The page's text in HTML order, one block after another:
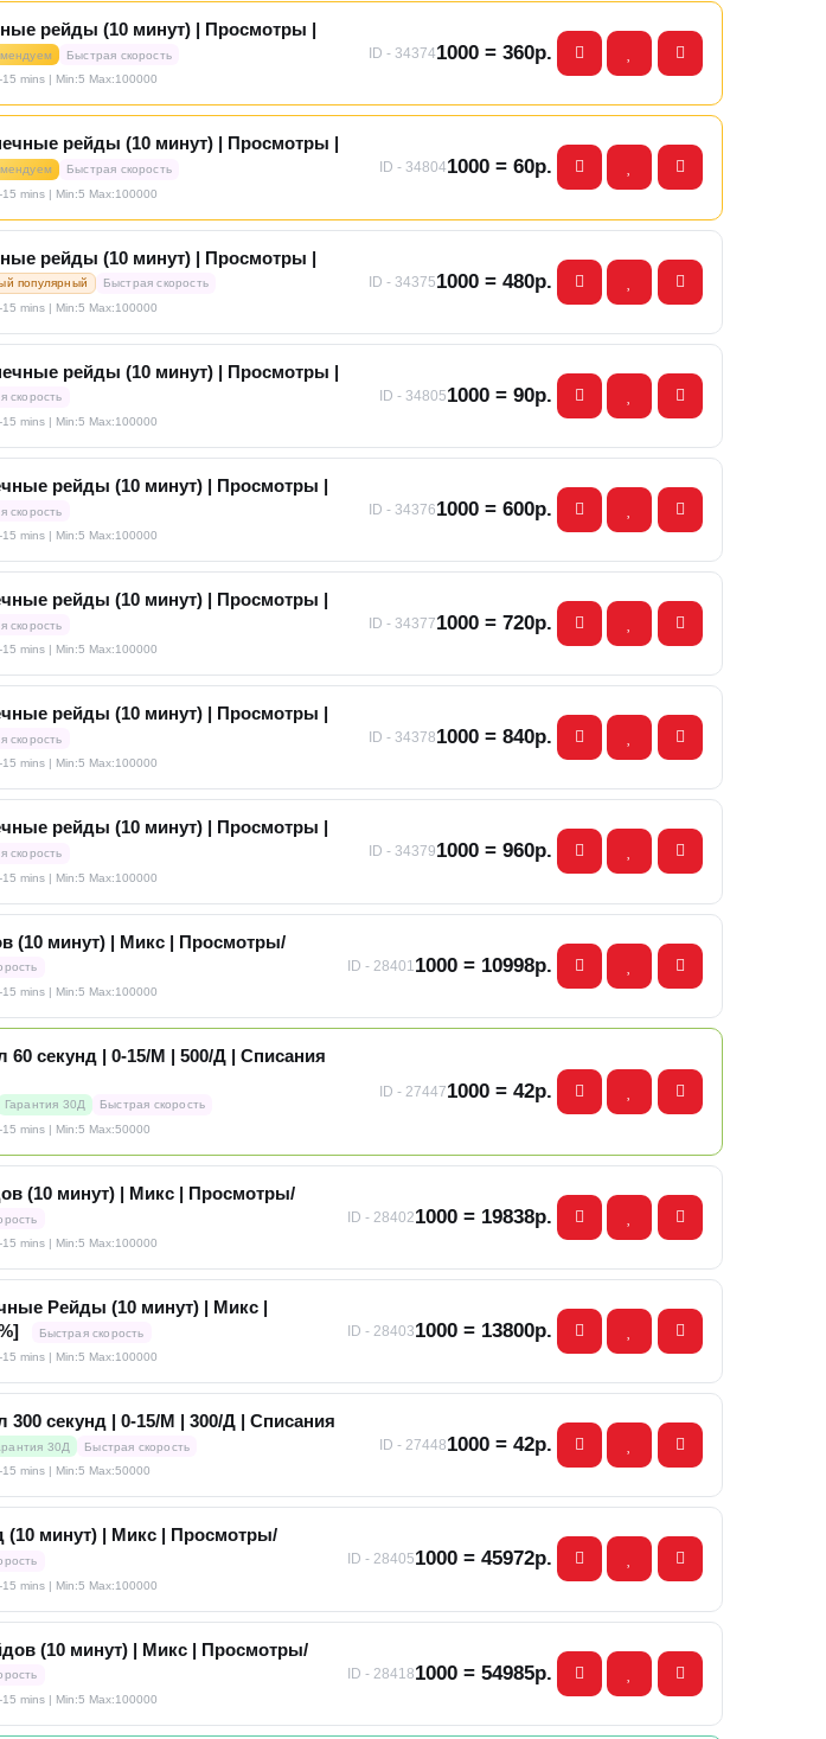
рейды (10 минут) | Просмотры |
Быстрая скорость
mins | Min:5 Max:100000
ID - 343741000 = 360р.
рейды (10 минут) | Просмотры |
Быстрая скорость
mins | Min:5 Max:100000
ID - 348041000 = 60р.
рейды (10 минут) | Просмотры |
популярный
Быстрая скорость
mins | Min:5 Max:100000
ID - 343751000 = 480р.
рейды (10 минут) | Просмотры |
скорость
mins | Min:5 Max:100000
ID - 348051000 = 90р.
рейды (10 минут) | Просмотры |
скорость
mins | Min:5 Max:100000
ID - 343761000 = 600р.
рейды (10 минут) | Просмотры |
скорость
mins | Min:5 Max:100000
ID - 343771000 = 720р.
рейды (10 минут) | Просмотры |
скорость
mins
| Min:5 Max:100000
ID - 343781000 = 840р.
рейды (10 минут) | Просмотры |
скорость
mins | Min:5 Max:100000
ID - 343791000 = 960р.
(10 минут) | Микс | Просмотры/
mins | Min:5 Max:100000
ID - 28401 1000 = 10998р.
секунд | 0-15/М | 500/Д | Списания
Гарантия 30Д
Быстрая скорость
mins | Min:5 Max:50000
ID - 274471000 = 42р.
(10 минут) | Микс | Просмотры/
mins | Min:5 Max:100000
ID - 284021000 = 19838р.
Рейды (10 минут) | Микс |
Быстрая скорость
mins | Min:5 Max:100000
ID - 284031000 = 13800р.
секунд | 0-15/М | 300/Д | Списания
30Д
Быстрая скорость
mins
| Min:5 Max:50000
ID - 274481000 = 42р.
(10 минут) | Микс | Просмотры/
mins | Min:5 Max:100000
ID - 284051000 = 45972р.
(10 минут) | Микс | Просмотры/
mins | Min:5 Max:100000
ID - 284181000 = 54985р.